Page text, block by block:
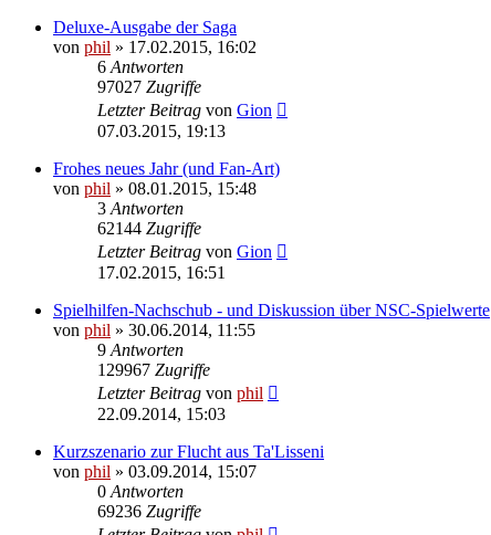
Deluxe-Ausgabe der Saga
von phil » 17.02.2015, 16:02
6 Antworten
97027 Zugriffe
Letzter Beitrag von Gion
07.03.2015, 19:13
Frohes neues Jahr (und Fan-Art)
von phil » 08.01.2015, 15:48
3 Antworten
62144 Zugriffe
Letzter Beitrag von Gion
17.02.2015, 16:51
Spielhilfen-Nachschub - und Diskussion über NSC-Spielwerte
von phil » 30.06.2014, 11:55
9 Antworten
129967 Zugriffe
Letzter Beitrag von phil
22.09.2014, 15:03
Kurzszenario zur Flucht aus Ta'Lisseni
von phil » 03.09.2014, 15:07
0 Antworten
69236 Zugriffe